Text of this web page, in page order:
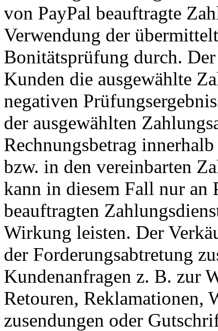
von PayPal beauftragte
Verwendung der
Bonitätsprüfung durch.
Kunden die ausgewählte
negativen
der ausgewählten
Rechnungsbetrag
bzw. in den vereinbarten
kann in diesem Fall nur an
beauftragten
Wirkung leisten. Der
der Forderungsabtretung
Kundenanfragen z. B. zur
Retouren, Reklamationen,
zusendungen oder